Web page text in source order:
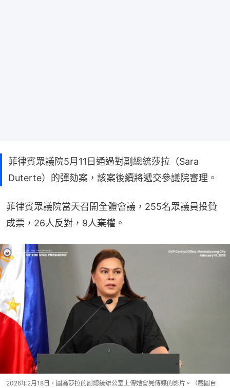
菲律賓眾議院5月11日通過對副總統莎拉（Sara
Duterte）的彈劾案，該案後續將遞交參議院審理。
菲律賓眾議院當天召開全體會議，255名眾議員投贊
成票，26人反對，9人棄權。
2026年2月18日，圖為莎拉的副總統辦公室上傳她會見傳媒的影片。（截圖自